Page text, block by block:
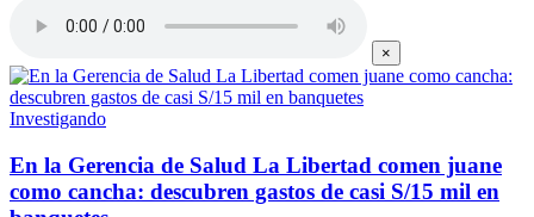
×
Investigando
En la Gerencia de Salud La Libertad comen juane
como cancha: descubren gastos de casi S/15 mil en